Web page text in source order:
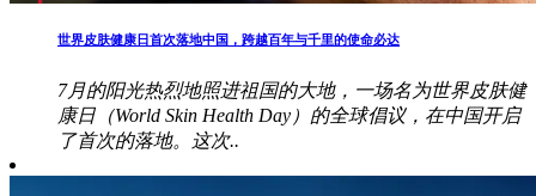
世界皮肤健康日首次落地中国，跨越百年与千里的使命必达
7月的阳光热烈地照进祖国的大地，一场名为世界皮肤健
康日（World Skin Health Day）的全球倡议，在中国开启
了首次的落地。这次..